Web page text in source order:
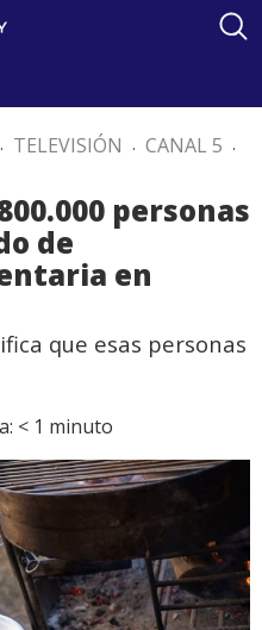
. TELEVISIÓN . CANAL 5 .
personas
de
en
que esas personas
< 1 minuto